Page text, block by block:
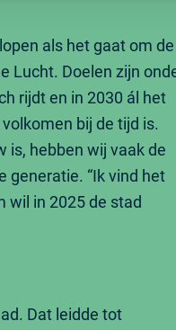
als het gaat om de
Lucht. Doelen zijn
rijdt en in 2030 ál het
bij de tijd is.
is, hebben wij vaak de
generatie. “Ik vind het
wil in 2025 de stad
Dat leidde tot